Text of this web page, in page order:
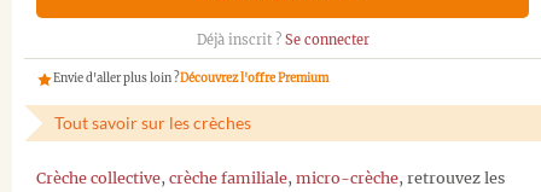
Déjà inscrit ? Se connecter
Envie d'aller plus loin ?Découvrez l'offre Premium
Tout savoir sur les crèches
Crèche collective, crèche familiale, micro-crèche, retrouvez les